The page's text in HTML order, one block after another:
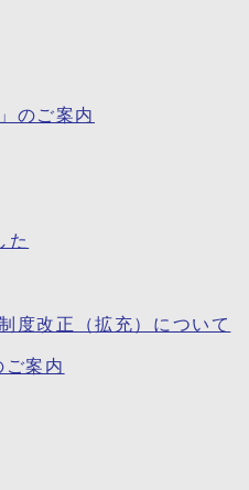
のご案内
た
度改正（拡充）について
案内